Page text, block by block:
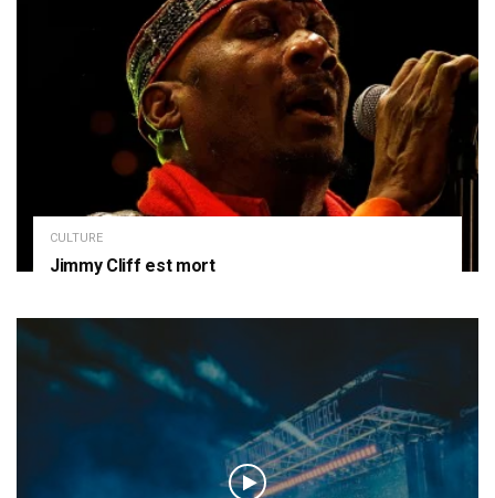
CULTURE
Jimmy Cliff est mort